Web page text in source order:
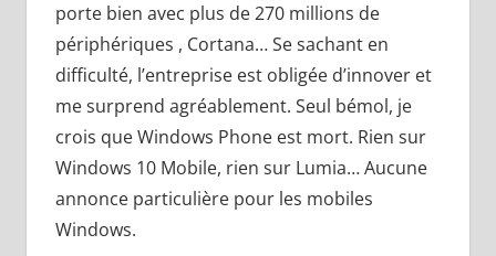
porte bien avec plus de 270 millions de
périphériques , Cortana… Se sachant en
difficulté, l’entreprise est obligée d’innover et
me surprend agréablement. Seul bémol, je
crois que Windows Phone est mort. Rien sur
Windows 10 Mobile, rien sur Lumia… Aucune
annonce particulière pour les mobiles
Windows.